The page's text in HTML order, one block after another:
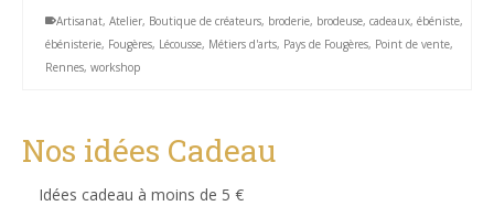
Artisanat, Atelier, Boutique de créateurs, broderie, brodeuse, cadeaux, ébéniste,
ébénisterie, Fougères, Lécousse, Métiers d'arts, Pays de Fougères, Point de vente,
Rennes, workshop
Nos idées Cadeau
Idées cadeau à moins de 5 €